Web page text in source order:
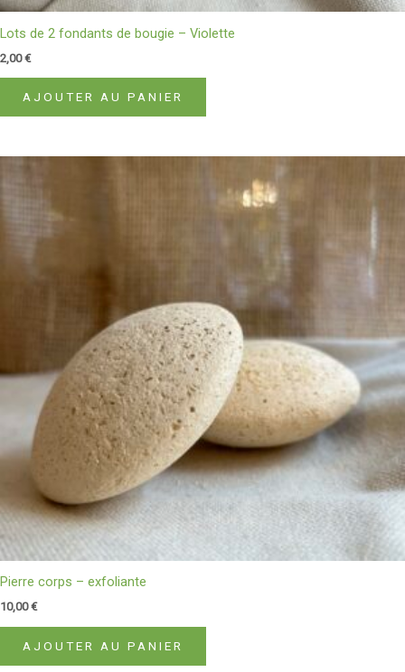
Lots de 2 fondants de bougie – Violette
2,00€
AJOUTER AU PANIER
Pierre corps – exfoliante
10,00€
AJOUTER AU PANIER